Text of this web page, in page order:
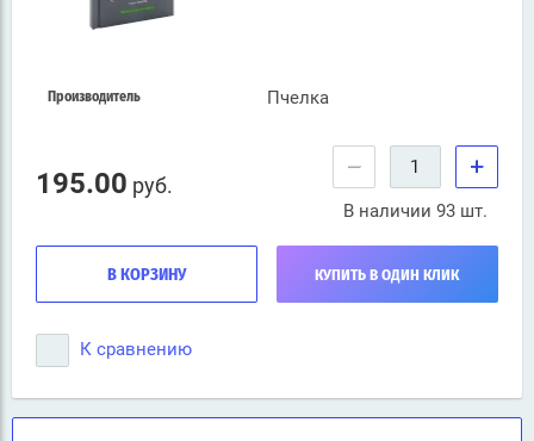
Производитель Пчелка
195.00 руб.
− +
В наличии 93 шт.
В КОРЗИНУ КУПИТЬ В ОДИН КЛИК
К сравнению